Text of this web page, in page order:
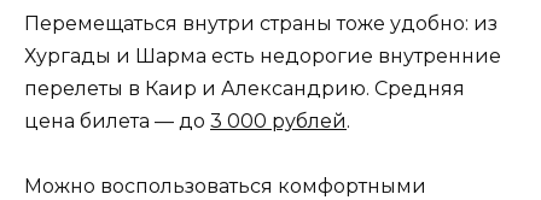
Перемещаться внутри страны тоже удобно: из
Хургады и Шарма есть недорогие внутренние
перелеты в Каир и Александрию. Средняя
цена билета — до 3 000 рублей.
Можно воспользоваться комфортными